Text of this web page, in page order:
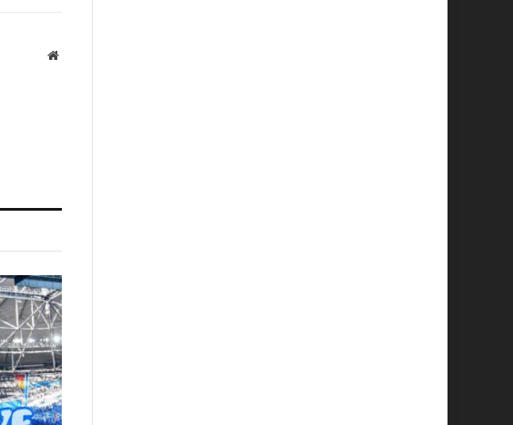
Website